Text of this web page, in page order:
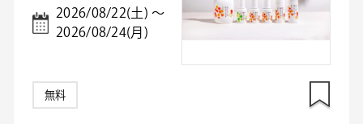
2026/08/22(土) ～
2026/08/24(月)
無料